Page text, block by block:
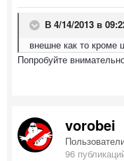
В 4/14/2013 в
внешне как то кроме
Попробуйте
vorobei
96